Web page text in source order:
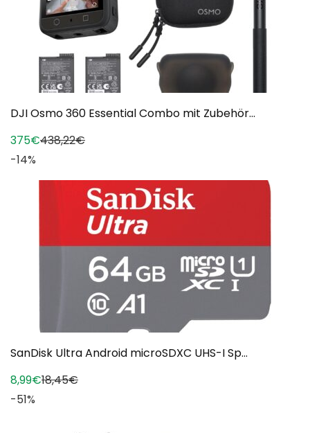
DJI Osmo 360 Essential Combo mit Zubehör...
375€438,22€
-14%
SanDisk Ultra Android microSDXC UHS-I Sp...
8,99€18,45€
-51%